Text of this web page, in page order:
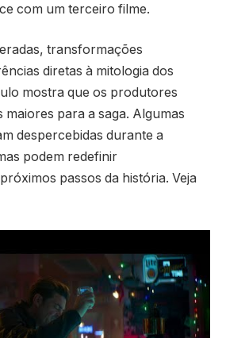
com um terceiro filme.
transformações
diretas à mitologia dos
mostra que os produtores
para a saga. Algumas
despercebidas durante a
podem redefinir
passos da história. Veja